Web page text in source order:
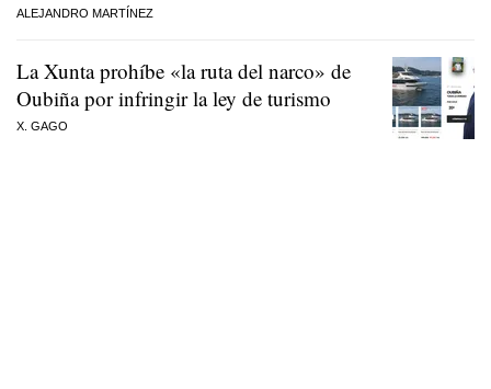
ALEJANDRO MARTÍNEZ
La Xunta prohíbe «la ruta del narco» de
Oubiña por infringir la ley de turismo
X. GAGO